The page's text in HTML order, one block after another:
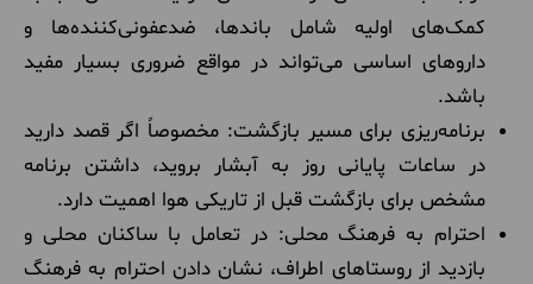
کمک‌های اولیه شامل باندها، ضدعفونی‌کننده‌ها و
داروهای اساسی می‌تواند در مواقع ضروری بسیار مفید
باشد.
برنامه‌ریزی برای مسیر بازگشت: مخصوصاً اگر قصد دارید
در ساعات پایانی روز به آبشار بروید، داشتن برنامه
مشخص برای بازگشت قبل از تاریکی هوا اهمیت دارد.
احترام به فرهنگ محلی: در تعامل با ساکنان محلی و
بازدید از روستاهای اطراف، نشان دادن احترام به فرهنگ